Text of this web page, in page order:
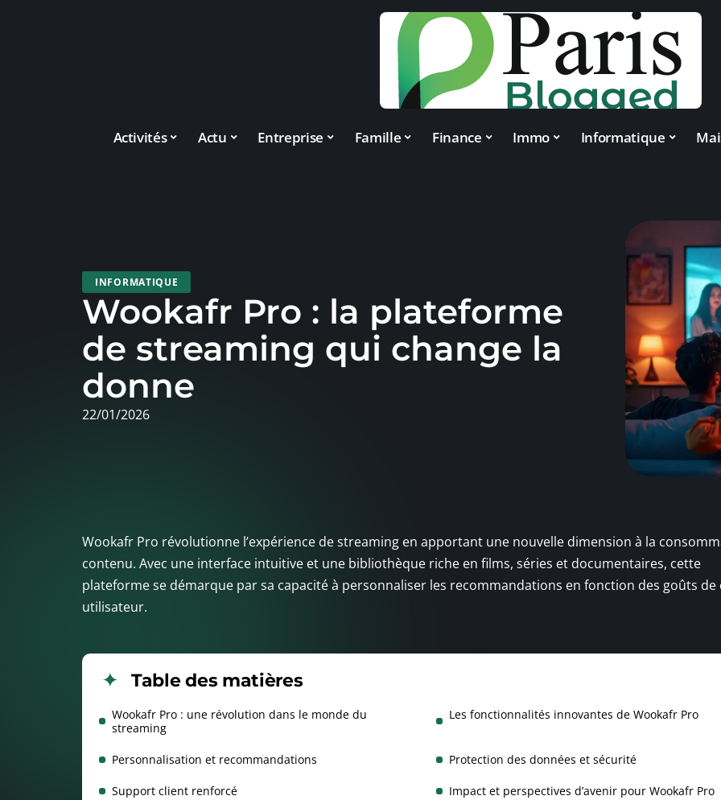
Activités Actu Entreprise Famille Finance Immo Informatique
INFORMATIQUE
Wookafr Pro : la plateforme
de streaming qui change la
donne
22/01/2026
Wookafr Pro révolutionne l’expérience de streaming en apportant une nouvelle dimension à la
contenu. Avec une interface intuitive et une bibliothèque riche en films, séries et documentaires, cette
plateforme se démarque par sa capacité à personnaliser les recommandations en fonction des goûts de
utilisateur.
Table des matières
Wookafr Pro : une révolution dans le monde du
streaming
Les fonctionnalités innovantes de Wookafr Pro
Personnalisation et recommandations Protection des données et sécurité
Support client renforcé Impact et perspectives d’avenir pour Wookafr Pro